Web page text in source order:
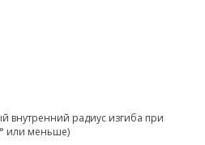
радиус изгиба при
или меньше)